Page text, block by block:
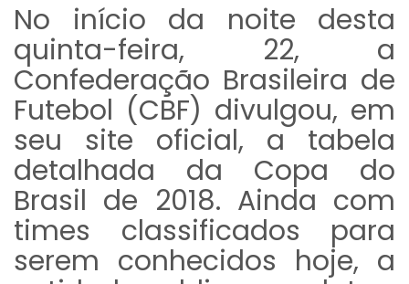
No início da noite desta
quinta-feira, 22, a
Confederação Brasileira de
Futebol (CBF) divulgou, em
seu site oficial, a tabela
detalhada da Copa do
Brasil de 2018. Ainda com
times classificados para
serem conhecidos hoje, a